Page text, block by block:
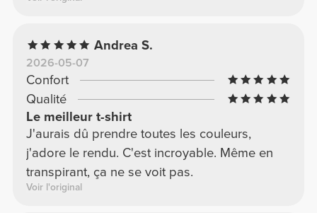
Andrea S.
2026-05-07
Confort
Qualité
Le meilleur t-shirt
J'aurais dû prendre toutes les couleurs,
j'adore le rendu. C'est incroyable. Même en
transpirant, ça ne se voit pas.
Voir l'original